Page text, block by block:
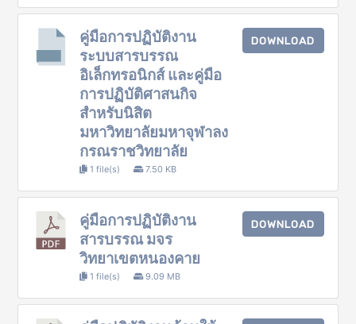
คู่มือการปฏิบัติงาน
ระบบสารบรรณ
อิเล็กทรอนิกส์ และคู่มือ
การปฏิบัติศาสนกิจ
สำหรับนิสิต
มหาวิทยาลัยมหาจุฬาลง
กรณราชวิทยาลัย
1 file(s) 7.50 KB
DOWNLOAD
คู่มือการปฏิบัติงาน
สารบรรณ มจร
วิทยาเขตหนองคาย
1 file(s) 9.09 MB
DOWNLOAD